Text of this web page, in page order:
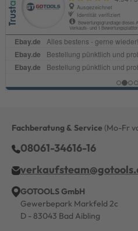
Fachberatung & Service (Mo-Fr
08061-34616-16
GOTOOLS GmbH
Gewerbepark Markfeld 2c
D - 83043 Bad Aibling